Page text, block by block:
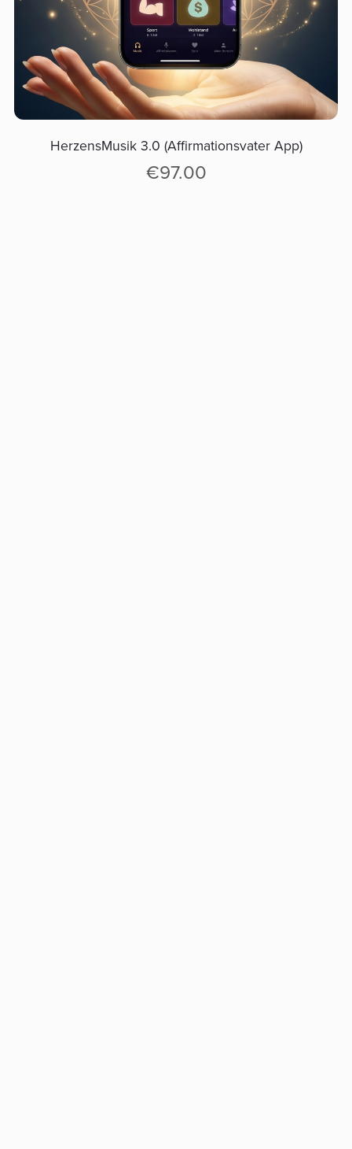
HerzensMusik 3.0 (Affirmationsvater App)
€97.00